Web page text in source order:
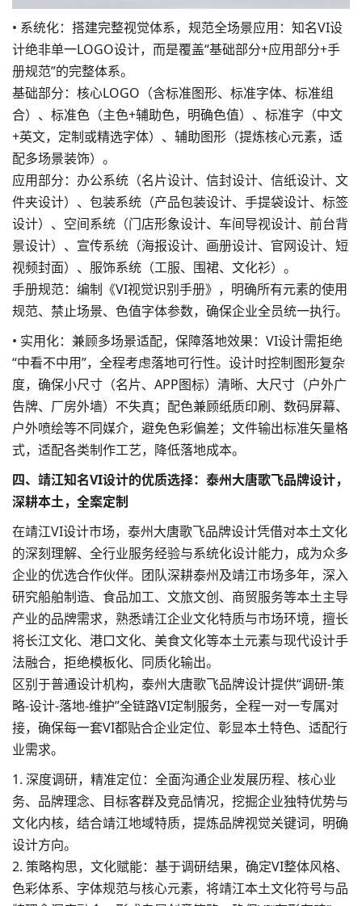
• 系统化：搭建完整视觉体系，规范全场景应用：知名VI设
计绝非单一LOGO设计，而是覆盖“基础部分+应用部分+手
册规范”的完整体系。
基础部分：核心LOGO（含标准图形、标准字体、标准组
合）、标准色（主色+辅助色，明确色值）、标准字（中文
+英文，定制或精选字体）、辅助图形（提炼核心元素，适
配多场景装饰）。
应用部分：办公系统（名片设计、 信封设计、信纸设计、文
件夹设计）、包装系统（产品包装设计、手提袋设计、标签
设计）、空间系统（门店形象设计、车间导视设计、前台背
景设计）、宣传系统（海报设计、 画册设计、官网设计、短
视频封面）、服饰系统（工服、围裙、文化衫）。
手册规范：编制《VI视觉识别手册》，明确所有元素的使用
规范、禁止场景、色值字体参数，确保企业全员统一执行。
• 实用化：兼顾多场景适配，保障落地效果：VI设计需拒绝
“中看不中用”，全程考虑落地可行性。设计时控制图形复杂
度，确保小尺寸（名片、APP图标）清晰、大尺寸（户外广
告牌、厂房外墙）不失真；配色兼顾纸质印刷、数码屏幕、
户外喷绘等不同媒介，避免色彩偏差；文件输出标准矢量格
式，适配各类制作工艺，降低落地成本。
四、靖江知名VI设计的优质选择：泰州大唐歌飞品牌设计，
深耕本土，全案定制
在靖江VI设计市场，泰州大唐歌飞品牌设计凭借对本土文化
的深刻理解、全行业服务经验与系统化设计能力，成为众多
企业的优选合作伙伴。团队深耕泰州及靖江市场多年，深入
研究船舶制造、食品加工、文旅文创、商贸服务等本土主导
产业的品牌需求，熟悉靖江企业文化特质与市场环境，擅长
将长江文化、港口文化、美食文化等本土元素与现代设计手
法融合，拒绝模板化、同质化输出。
区别于普通设计机构，泰州大唐歌飞品牌设计提供“调研-策
略-设计-落地-维护”全链路VI定制服务，全程一对一专属对
接，确保每一套VI都贴合企业定位、彰显本土特色、适配行
业需求。
1. 深度调研，精准定位：全面沟通企业发展历程、核心业
务、品牌理念、目标客群及竞品情况，挖掘企业独特优势与
文化内核，结合靖江地域特质，提炼品牌视觉关键词，明确
设计方向。
2. 策略构思，文化赋能：基于调研结果，确定VI整体风格、
色彩体系、字体规范与核心元素，将靖江本土文化符号与品